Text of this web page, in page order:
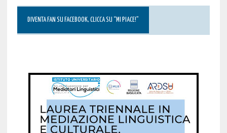
DIVENTA FAN SU FACEBOOK, CLICCA SU “MI PIACE!”